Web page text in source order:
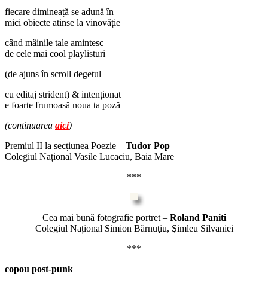
fiecare dimineață se adună în
mici obiecte atinse la vinovăție
când mâinile tale amintesc
de cele mai cool playlisturi
(de ajuns în scroll degetul
cu editaj strident) & intenționat
e foarte frumoasă noua ta poză
(continuarea aici)
Premiul II la secțiunea Poezie – Tudor Pop
Colegiul Național Vasile Lucaciu, Baia Mare
***
Cea mai bună fotografie portret – Roland Paniti
Colegiul Național Simion Bărnuţiu, Şimleu Silvaniei
***
copou post-punk